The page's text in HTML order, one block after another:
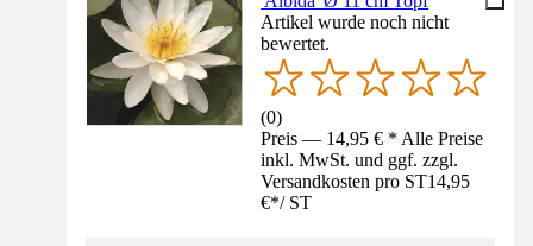
Artikel wurde noch nicht
bewertet.
(0)
Preis — 14,95 € * Alle Preise
inkl. MwSt. und ggf. zzgl.
Versandkosten pro ST14,95
€*/ ST